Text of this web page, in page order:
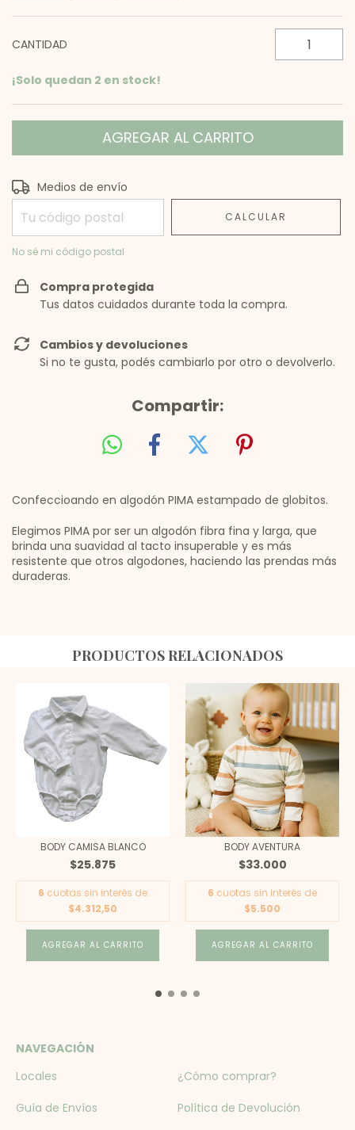
CANTIDAD
¡Solo quedan 2 en stock!
Entregas para el CP:
Medios de envío
CALCULAR
No sé mi código postal
Compra protegida
Tus datos cuidados durante toda la compra.
Cambios y devoluciones
Si no te gusta, podés cambiarlo por otro o devolverlo.
Compartir:
Confeccioando en algodón PIMA estampado de globitos.
Elegimos PIMA por ser un algodón fibra fina y larga, que
brinda una suavidad al tacto insuperable y es más
resistente que otros algodones, haciendo las prendas más
duraderas.
PRODUCTOS RELACIONADOS
BODY CAMISA BLANCO
$25.875
6 cuotas sin interés de
$4.312,50
AGREGAR AL CARRITO
BODY AVENTURA
$33.000
6 cuotas sin interés de
$5.500
AGREGAR AL CARRITO
NAVEGACIÓN
Locales
¿Cómo comprar?
Guía de Envíos
Política de Devolución